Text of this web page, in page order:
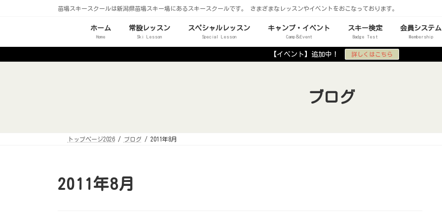
苗場スキースクールは新潟県苗場スキー場にあるスキースクールです。 さまざまなレッスンやイベントをおこなっております。
ホーム
Home
常設レッスン
Ski Lesson
スペシャルレッスン
Special Lesson
キャンプ・イベント
Camp＆Event
スキー検定
Badge Test
会員システム
Membership
【イベント】追加中！ 詳しくはこちら
ブログ
トップページ2026 ブログ 2011年8月
2011年8月